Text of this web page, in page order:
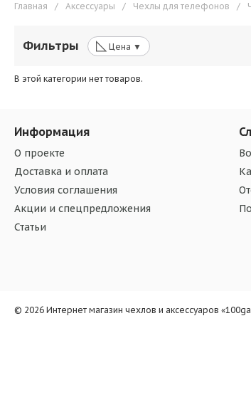
Главная / Аксессуары / Чехлы для телефонов /
Фильтры ◺ Цена ▼
В этой категории нет товаров.
Информация
О проекте
Доставка и оплата
Условия соглашения
Акции и спецпредложения
Статьи
© 2026 Интернет магазин чехлов и аксессуаров